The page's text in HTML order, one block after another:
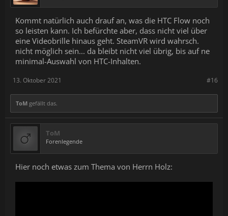
Kommt natürlich auch drauf an, was die HTC Flow noch
so leisten kann. Ich befürchte aber, dass nicht viel über
eine Videobrille hinaus geht. SteamVR wird wahrsch.
nicht möglich sein... da bleibt nicht viel übrig, bis auf ne
minimal-Auswahl von HTC-Inhalten.
#16
13. Oktober 2021
ToM gefällt das.
ToM
Forenlegende
Hier noch etwas zum Thema von Herrn Holz: